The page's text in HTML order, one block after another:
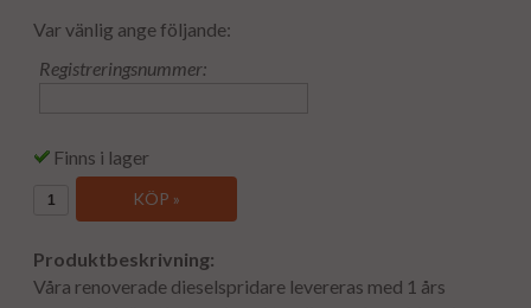
Var vänlig ange följande:
Registreringsnummer:
Finns i lager
KÖP »
Produktbeskrivning:
Våra renoverade dieselspridare levereras med 1 års